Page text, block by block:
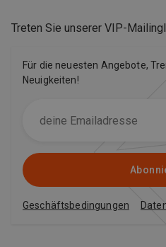
Treten Sie unserer VIP-
Für die neuesten Angebote,
Neuigkeiten!
Geschäftsbedingungen